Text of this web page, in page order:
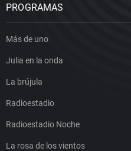
PROGRAMAS
Más de uno
Julia en la onda
La brújula
Radioestadio
Radioestadio Noche
La rosa de los vientos